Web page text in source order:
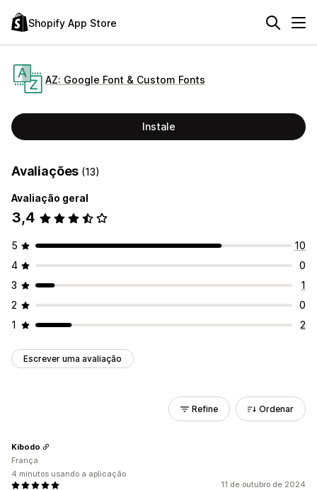
Shopify App Store
AZ: Google Font & Custom Fonts
Instale
Avaliações (13)
Avaliação geral
3,4
5
10
4
0
3
1
2
0
1
2
Escrever uma avaliação
Refine Ordenar
11 de outubro de 2024
Kibodo
França
4 minutos usando a aplicação